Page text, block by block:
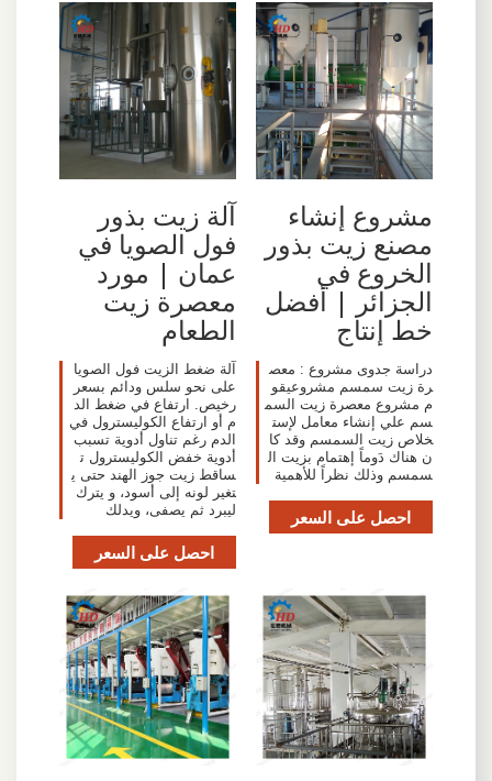
مشروع إنشاء
مصنع زيت بذور
الخروع في
الجزائر | أفضل
خط إنتاج
دراسة جدوى مشروع : معص
رة زيت سمسم مشروعيقو
م مشروع معصرة زيت السم
سم علي إنشاء معامل لإست
خلاص زيت السمسم وقد كا
ن هناك دَوماً إهتمام بزيت ال
سمسم وذلك نظراً للأهمية
احصل على السعر
آلة زيت بذور
فول الصويا في
عمان | مورد
معصرة زيت
الطعام
آلة ضغط الزيت فول الصويا
على نحو سلس ودائم بسعر
رخيص. ارتفاع في ضغط الد
م أو ارتفاع الكوليسترول في
الدم رغم تناول أدوية تسبب
أدوية خفض الكوليسترول ت
ساقط زيت جوز الهند حتى ي
تغير لونه إلى أسود، و يترك
ليبرد ثم يصفى، ويدلك
احصل على السعر